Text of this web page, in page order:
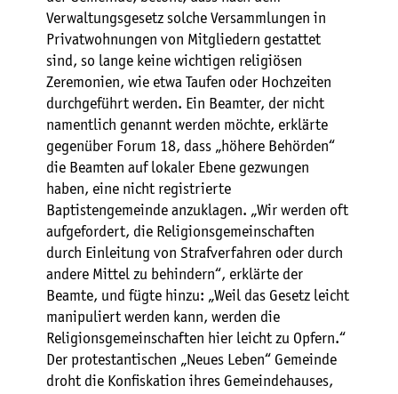
Verwaltungsgesetz solche Versammlungen in
Privatwohnungen von Mitgliedern gestattet
sind, so lange keine wichtigen religiösen
Zeremonien, wie etwa Taufen oder Hochzeiten
durchgeführt werden. Ein Beamter, der nicht
namentlich genannt werden möchte, erklärte
gegenüber Forum 18, dass „höhere Behörden“
die Beamten auf lokaler Ebene gezwungen
haben, eine nicht registrierte
Baptistengemeinde anzuklagen. „Wir werden oft
aufgefordert, die Religionsgemeinschaften
durch Einleitung von Strafverfahren oder durch
andere Mittel zu behindern“, erklärte der
Beamte, und fügte hinzu: „Weil das Gesetz leicht
manipuliert werden kann, werden die
Religionsgemeinschaften hier leicht zu Opfern.“
Der protestantischen „Neues Leben“ Gemeinde
droht die Konfiskation ihres Gemeindehauses,